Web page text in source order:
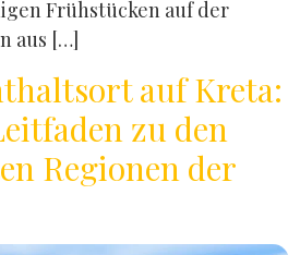
Frühstücken auf der
aus […]
auf Kreta:
zu den
Regionen der